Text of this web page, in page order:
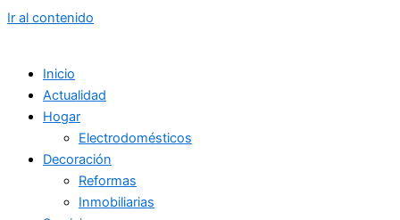
Ir al contenido
Inicio
Actualidad
Hogar
Electrodomésticos
Decoración
Reformas
Inmobiliarias